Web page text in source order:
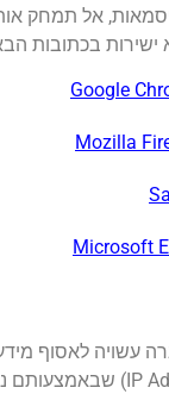
אל תמחק
לאסוף